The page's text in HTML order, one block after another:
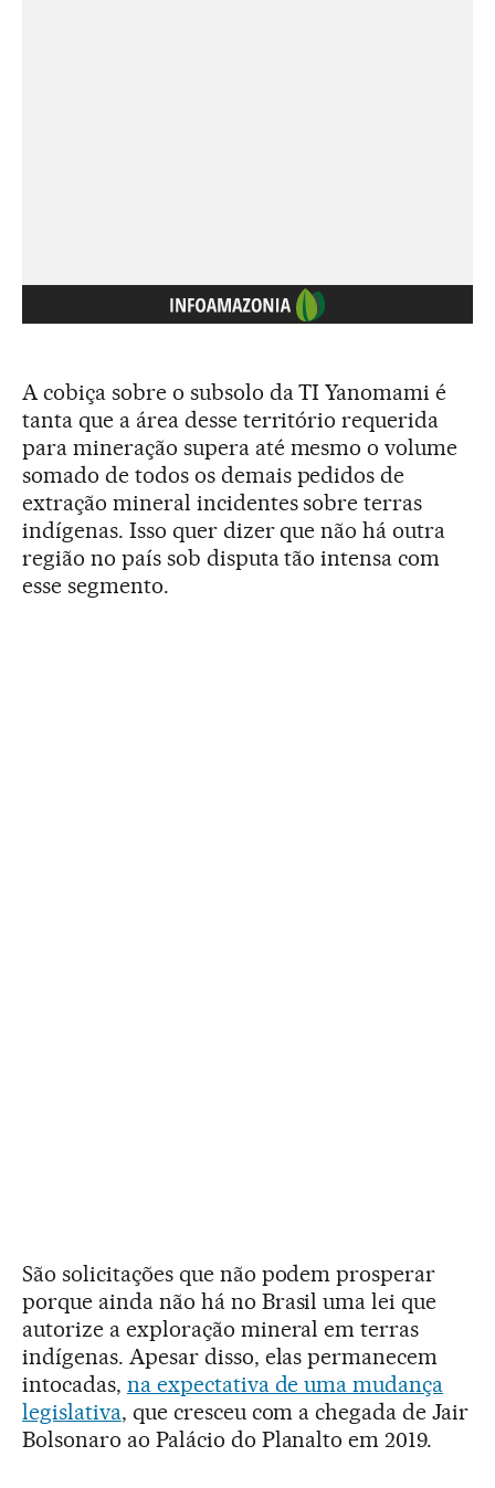
A cobiça sobre o subsolo da TI Yanomami é
tanta que a área desse território requerida
para mineração supera até mesmo o volume
somado de todos os demais pedidos de
extração mineral incidentes sobre terras
indígenas. Isso quer dizer que não há outra
região no país sob disputa tão intensa com
esse segmento.
São solicitações que não podem prosperar
porque ainda não há no Brasil uma lei que
autorize a exploração mineral em terras
indígenas. Apesar disso, elas permanecem
intocadas, na expectativa de uma mudança
legislativa, que cresceu com a chegada de Jair
Bolsonaro ao Palácio do Planalto em 2019.